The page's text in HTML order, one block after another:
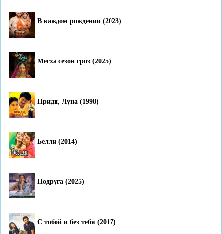
В каждом рождении (2023)
Мегха сезон гроз (2025)
Приди, Луна (1998)
Белли (2014)
Подруга (2025)
С тобой и без тебя (2017)